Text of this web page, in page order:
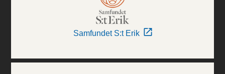
Samfundet S:t Erik